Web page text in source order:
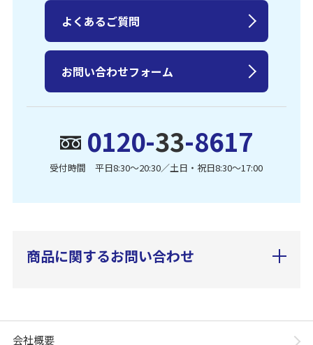
0120-33-8617
受付時間 平日8:30〜20:30／土日・祝日8:30〜17:00
よくあるご質問
お問い合わせフォーム
商品に関するお問い合わせ
会社概要